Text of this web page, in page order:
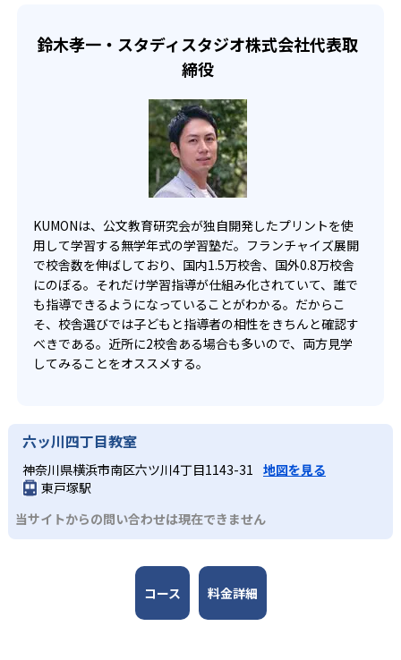
宿題の量や進め方に関しては、いつでも気軽に相談可能
だ。
鈴木孝一・スタディスタジオ株式会社代表取
締役
KUMONは、公文教育研究会が独自開発したプリントを使
用して学習する無学年式の学習塾だ。フランチャイズ展開
で校舎数を伸ばしており、国内1.5万校舎、国外0.8万校舎
にのぼる。それだけ学習指導が仕組み化されていて、誰で
も指導できるようになっていることがわかる。だからこ
そ、校舎選びでは子どもと指導者の相性をきちんと確認す
べきである。近所に2校舎ある場合も多いので、両方見学
してみることをオススメする。
六ッ川四丁目教室
神奈川県横浜市南区六ツ川4丁目1143-31 地図を見る
東戸塚駅
当サイトからの問い合わせは現在できません
コース 料金詳細